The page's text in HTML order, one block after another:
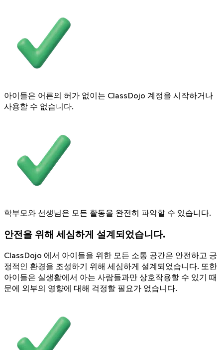
아이들은 어른의 허가 없이는 ClassDojo 계정을 시작하거나
사용할 수 없습니다.
학부모와 선생님은 모든 활동을 완전히 파악할 수 있습니다.
안전을 위해 세심하게 설계되었습니다.
ClassDojo 에서 아이들을 위한 모든 소통 공간은 안전하고 긍
정적인 환경을 조성하기 위해 세심하게 설계되었습니다. 또한
아이들은 실생활에서 아는 사람들과만 상호작용할 수 있기 때
문에 외부의 영향에 대해 걱정할 필요가 없습니다.